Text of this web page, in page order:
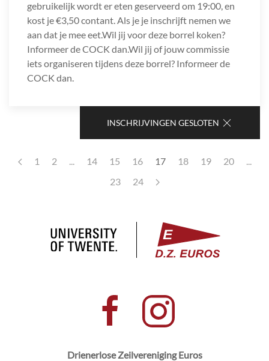
gebruikelijk wordt er eten geserveerd om 19:00, en
kost je €3,50 contant. Als je je inschrijft nemen we
aan dat je mee eet.Wil jij voor deze borrel koken?
Informeer de COCK dan.Wil jij of jouw commissie
iets organiseren tijdens deze borrel? Informeer de
COCK dan.
INSCHRIJVINGEN GESLOTEN
1 2 ... 14 15 16 17 18 19 20
...
23
24
Drienerlose Zeilvereniging Euros